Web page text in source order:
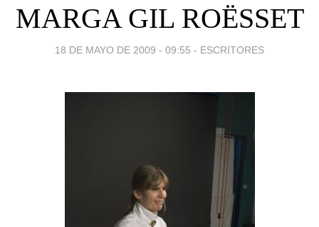
MARGA GIL ROËSSET
18 DE MAYO DE 2009 - 09:55 - ESCRITORES